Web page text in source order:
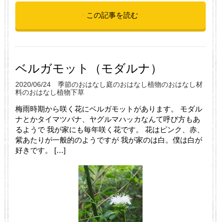
この記事を読む
ベルガモット（モダルナ）
2020/06/24 季節のおはなし庭のおはなし植物のおはなし材
料のおはなし植物下草
梅雨時期から咲く花にベルガモットがあります。 モダル
ナとかタイマツバナ、ヤグルマハッカなんて呼び方もあ
るようで 我が家にも毎年咲く花です。 花はピンク、赤、
紫あたりが一般的のようですが 我が家のは白。僕は白が
好きです。 […]